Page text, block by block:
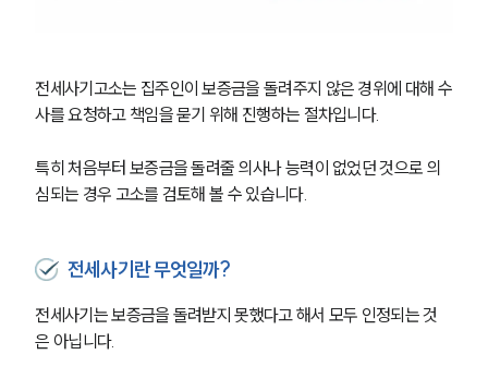
전세사기고소는 집주인이 보증금을 돌려주지 않은 경위에 대해 수
사를 요청하고 책임을 묻기 위해 진행하는 절차입니다.
특히 처음부터 보증금을 돌려줄 의사나 능력이 없었던 것으로 의
심되는 경우 고소를 검토해 볼 수 있습니다.
전세사기란 무엇일까?
전세사기는 보증금을 돌려받지 못했다고 해서 모두 인정되는 것
은 아닙니다.